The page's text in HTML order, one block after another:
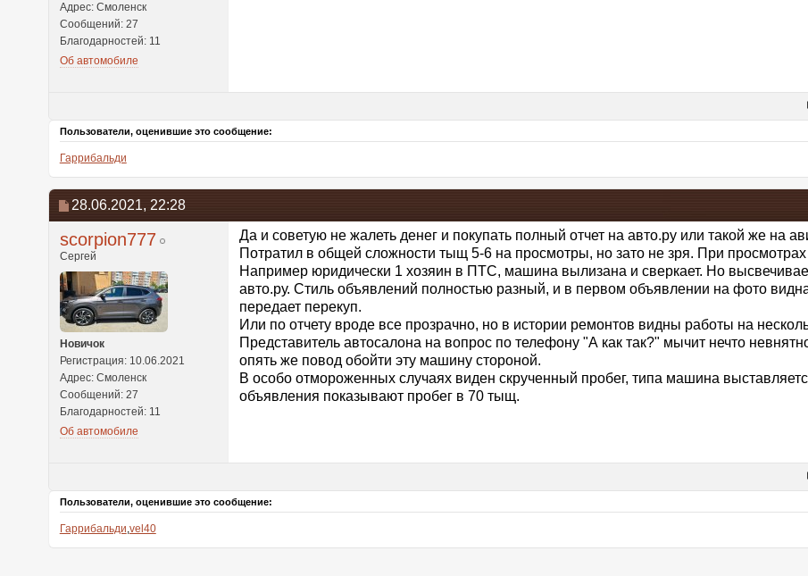
Адрес: Смоленск
Сообщений: 27
Благодарностей: 11
Об автомобиле
Пользователи, оценившие это сообщение:
Гаррибальди
28.06.2021, 22:28
scorpion777
Сергей
Новичок
Регистрация: 10.06.2021
Адрес: Смоленск
Сообщений: 27
Благодарностей: 11
Об автомобиле
Да и советую не жалеть денег и покупать полный отчет на авто.ру или такой же на
Потратил в общей сложности тыщ 5-6 на просмотры, но зато не зря. При
Например юридически 1 хозяин в ПТС, машина вылизана и сверкает. Но
авто.ру. Стиль объявлений полностью разный, и в первом объявлении на фото
передает перекуп.
Или по отчету вроде все прозрачно, но в истории ремонтов видны работы на
Представитель автосалона на вопрос по телефону "А как так?" мычит нечто
опять же повод обойти эту машину стороной.
В особо отмороженных случаях виден скрученный пробег, типа машина
объявления показывают пробег в 70 тыщ.
Пользователи, оценившие это сообщение:
Гаррибальди,vel40